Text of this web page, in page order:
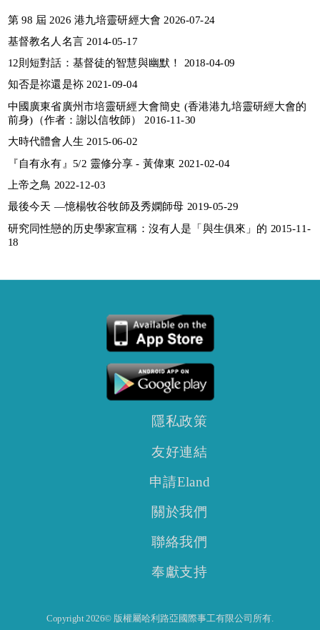
第 98 屆 2026 港九培靈研經大會 2026-07-24
基督教名人名言 2014-05-17
12則短對話：基督徒的智慧與幽默！ 2018-04-09
知否是祢還是袮 2021-09-04
中國廣東省廣州市培靈研經大會簡史 (香港港九培靈研經大會的
前身)（作者：謝以信牧師） 2016-11-30
大時代體會人生 2015-06-02
『自有永有』5/2 靈修分享 - 黃偉東 2021-02-04
上帝之鳥 2022-12-03
最後今天 —憶楊牧谷牧師及秀嫻師母 2019-05-29
研究同性戀的历史學家宣稱：沒有人是「與生俱來」的 2015-11-
18
隱私政策
友好連結
申請Eland
關於我們
聯絡我們
奉獻支持
Copyright 2026© 版權屬哈利路亞國際事工有限公司所有.